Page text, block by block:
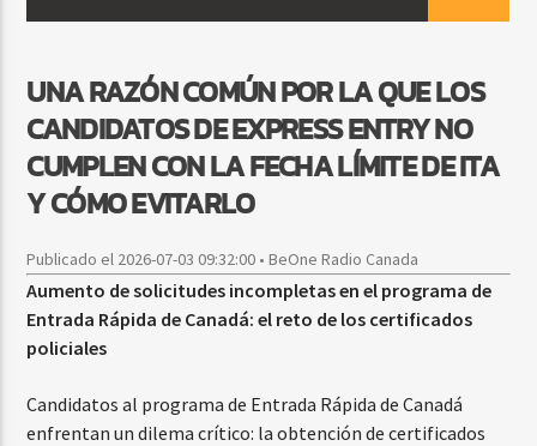
UNA RAZÓN COMÚN POR LA QUE LOS
CANDIDATOS DE EXPRESS ENTRY NO
CUMPLEN CON LA FECHA LÍMITE DE ITA
Y CÓMO EVITARLO
Publicado el 2026-07-03 09:32:00 • BeOne Radio Canada
Aumento de solicitudes incompletas en el programa de
Entrada Rápida de Canadá: el reto de los certificados
policiales
Candidatos al programa de Entrada Rápida de Canadá
enfrentan un dilema crítico: la obtención de certificados